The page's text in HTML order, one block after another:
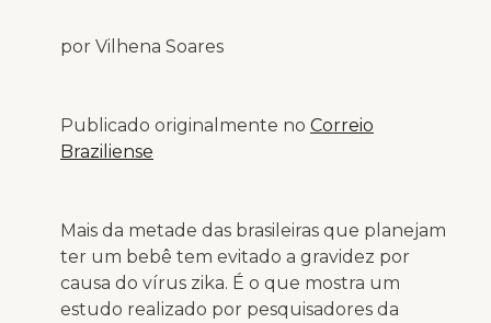
por Vilhena Soares
Publicado originalmente no Correio
Braziliense
Mais da metade das brasileiras que planejam
ter um bebê tem evitado a gravidez por
causa do vírus zika. É o que mostra um
estudo realizado por pesquisadores da